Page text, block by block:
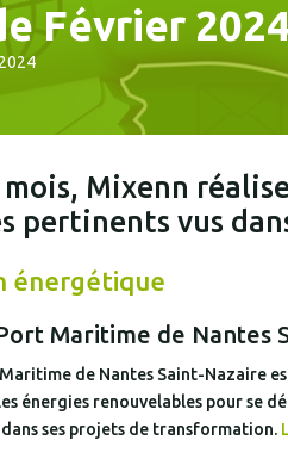
Février
mois, Mixenn
pertinents vus
énergétique
Maritime de Nantes
de Nantes Saint-Nazaire
énergies renouvelables pour se
ses projets de transformation.